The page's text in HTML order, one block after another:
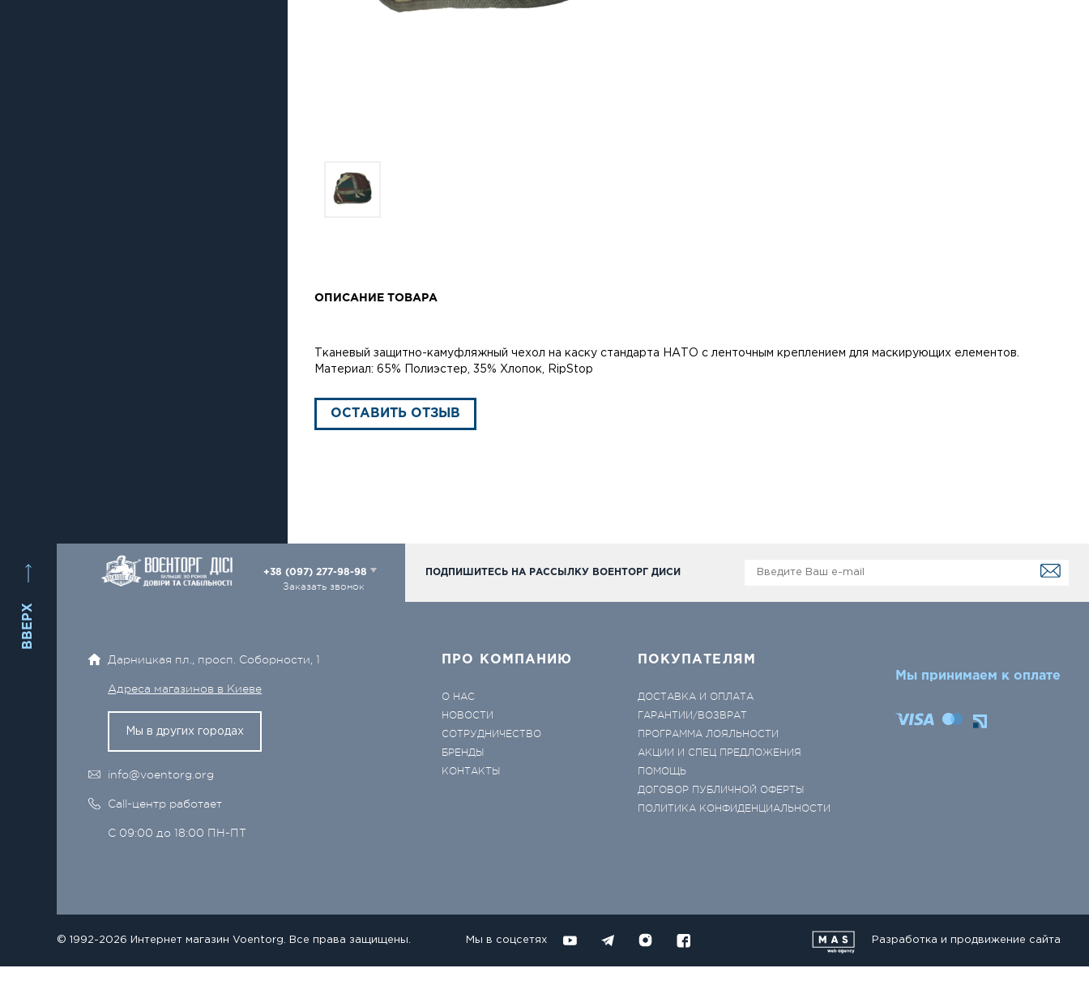
ОПИСАНИЕ ТОВАРА
Тканевый защитно-камуфляжный чехол на каску стандарта НАТО с ленточным креплением для маскирующих елементов.
Материал: 65% Полиэстер, 35% Хлопок, RipStop
ОСТАВИТЬ ОТЗЫВ
ВВЕРХ
+38 (097) 277-98-98
Заказать звонок
ПОДПИШИТЕСЬ НА РАССЫЛКУ ВОЕНТОРГ ДИСИ
Дарницкая пл., просп. Соборности, 1
Адреса магазинов в Киеве
Мы в других городах
info@voentorg.org
Call-центр работает
С 09:00 до 18:00 ПН-ПТ
ПРО КОМПАНИЮ
О НАС
НОВОСТИ
СОТРУДНИЧЕСТВО
БРЕНДЫ
КОНТАКТЫ
ПОКУПАТЕЛЯМ
ДОСТАВКА И ОПЛАТА
ГАРАНТИИ/ВОЗВРАТ
ПРОГРАММА ЛОЯЛЬНОСТИ
АКЦИИ И СПЕЦ ПРЕДЛОЖЕНИЯ
ПОМОЩЬ
ДОГОВОР ПУБЛИЧНОЙ ОФЕРТЫ
ПОЛИТИКА КОНФИДЕНЦИАЛЬНОСТИ
Мы принимаем к оплате
© 1992-2026 Интернет магазин Voentorg. Все права защищены. Мы в соцсетях Разработка и продвижение сайта